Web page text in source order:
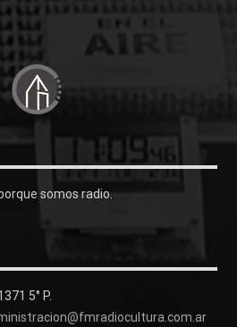
somos radio.
5° P.